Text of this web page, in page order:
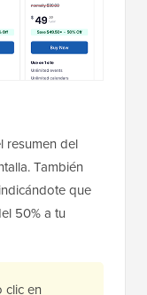
resumen del
También
que
50% a tu
clic en